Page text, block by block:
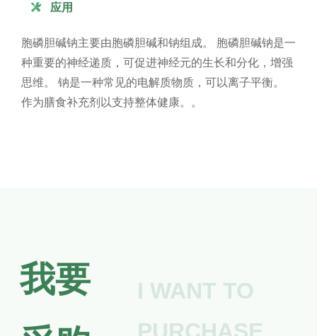
 应用
胞磷胆碱钠主要由胞磷胆碱和钠组成。 胞磷胆碱钠是一
种重要的神经递质，可促进神经元的生长和分化，增强
思维。 钠是一种常见的电解质物质，可以离子平衡。
作为膳食补充剂以支持整体健康。。
我要
I WANT TO
PURCHASE